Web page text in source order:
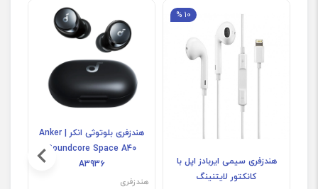
10 %
هندزفری سیمی ایربادز اپل با
کانکتور لایتنینگ
هندزفری بلوتوثی انکر | Anker
Soundcore Space A40
A3936
هندزفری